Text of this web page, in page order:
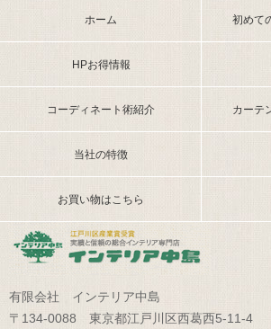
ホーム 初めて
HPお得情報
コーディネート術紹介 カーテ
当社の特徴
お買い物はこちら
有限会社 インテリア中島
〒134-0088 東京都江戸川区西葛西5-11-4